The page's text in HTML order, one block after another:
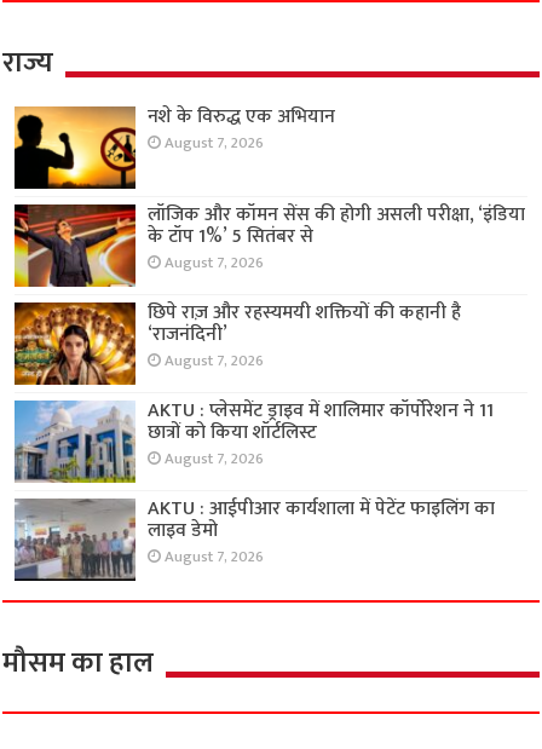
राज्य
नशे के विरुद्ध एक अभियान
August 7, 2026
लॉजिक और कॉमन सेंस की होगी असली परीक्षा, ‘इंडिया
के टॉप 1%’ 5 सितंबर से
August 7, 2026
छिपे राज़ और रहस्यमयी शक्तियों की कहानी है
‘राजनंदिनी’
August 7, 2026
AKTU : प्लेसमेंट ड्राइव में शालिमार कॉर्पोरेशन ने 11
छात्रों को किया शॉर्टलिस्ट
August 7, 2026
AKTU : आईपीआर कार्यशाला में पेटेंट फाइलिंग का
लाइव डेमो
August 7, 2026
मौसम का हाल